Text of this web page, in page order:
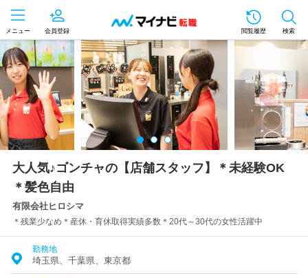
メニュー 会員登録 閲覧履歴 検索
大人気♪ゴンチャの【店舗スタッフ】＊未経験OK
＊髪色自由
有限会社ヒロシマ
＊残業少なめ＊産休・育休取得実績多数＊20代～30代の女性活躍中
勤務地
埼玉県、千葉県、東京都